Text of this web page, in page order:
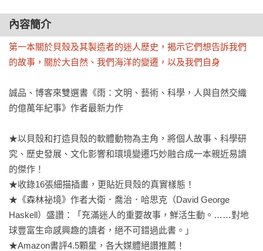
內容簡介
第一本關於貝殼及其製造者的迷人歷史，揭示它們想告訴我們
的故事，關於大自然、我們海洋的變遷，以及我們自身
誠品、博客來雙選書《雨：文明、藝術、科學，人與自然交織
的億萬年紀事》作者最新力作
★以貝殼和打造貝殼的軟體動物為主角，將個人故事、科學研
究、歷史發展、文化影響和環境變遷巧妙融合成一本親近易讀
的傑作！
★收錄16張細描插畫，更貼近貝殼的真實樣態！
★《森林祕境》作者大衛．喬治．哈思克（David George
Haskell）盛讚：「充滿迷人的重要故事，鮮活生動。……對地
球豐富生命感興趣的讀者，絕不可錯過此書。」
★Amazon書評4.5顆星，各大媒體絕讚推薦！